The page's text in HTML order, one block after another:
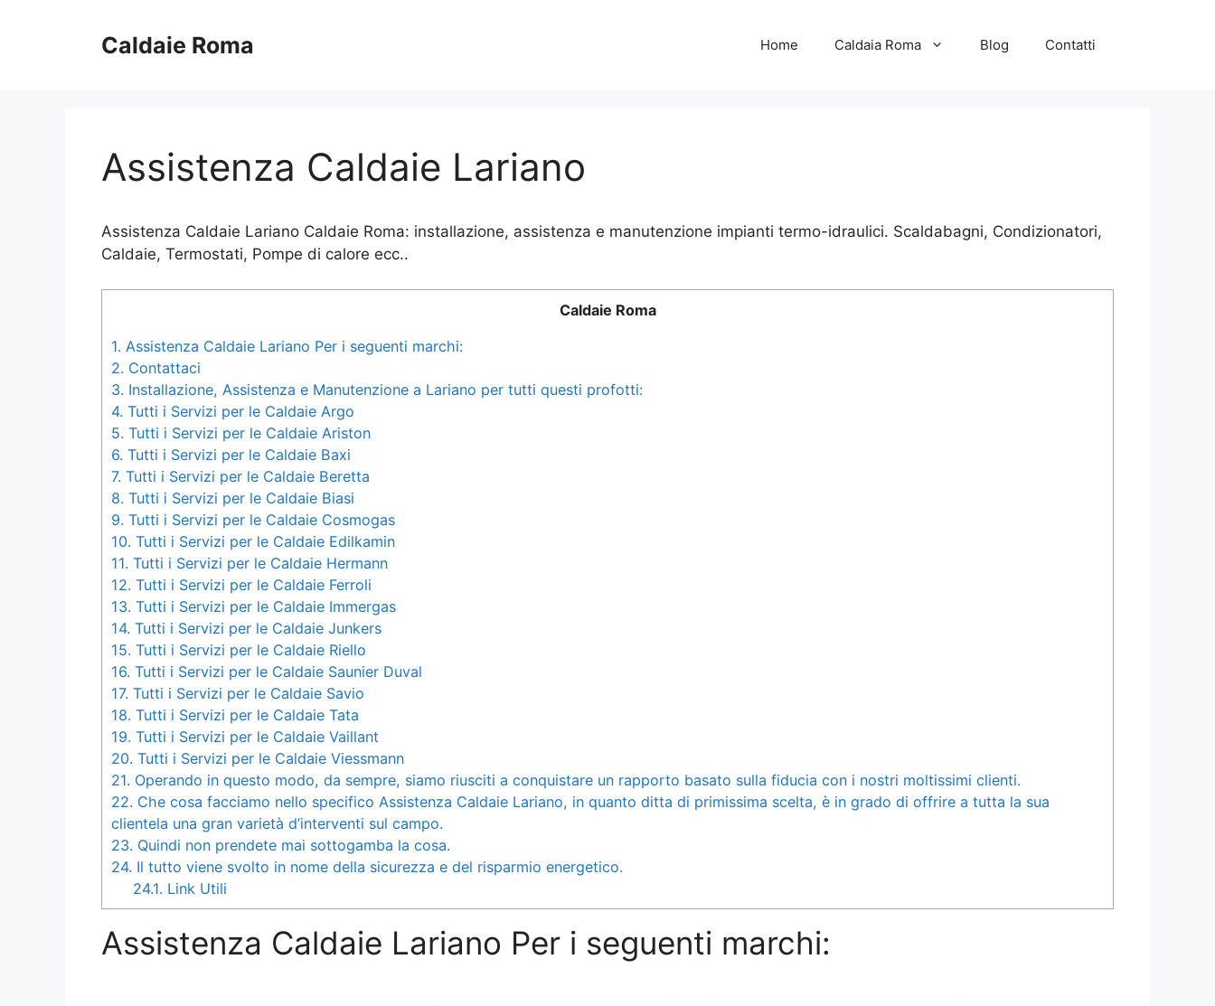
Caldaie Roma Home Caldaia Roma Blog Contatti
Assistenza Caldaie Lariano
Assistenza Caldaie Lariano Caldaie Roma: installazione, assistenza e manutenzione impianti termo-idraulici. Scaldabagni, Condizionatori,
Caldaie, Termostati, Pompe di calore ecc..
Caldaie Roma
1. Assistenza Caldaie Lariano Per i seguenti marchi:
2. Contattaci
3. Installazione, Assistenza e Manutenzione a Lariano per tutti questi profotti:
4. Tutti i Servizi per le Caldaie Argo
5. Tutti i Servizi per le Caldaie Ariston
6. Tutti i Servizi per le Caldaie Baxi
7. Tutti i Servizi per le Caldaie Beretta
8. Tutti i Servizi per le Caldaie Biasi
9. Tutti i Servizi per le Caldaie Cosmogas
10. Tutti i Servizi per le Caldaie Edilkamin
11. Tutti i Servizi per le Caldaie Hermann
12. Tutti i Servizi per le Caldaie Ferroli
13. Tutti i Servizi per le Caldaie Immergas
14. Tutti i Servizi per le Caldaie Junkers
15. Tutti i Servizi per le Caldaie Riello
16. Tutti i Servizi per le Caldaie Saunier Duval
17. Tutti i Servizi per le Caldaie Savio
18. Tutti i Servizi per le Caldaie Tata
19. Tutti i Servizi per le Caldaie Vaillant
20. Tutti i Servizi per le Caldaie Viessmann
21. Operando in questo modo, da sempre, siamo riusciti a conquistare un rapporto basato sulla fiducia con i nostri moltissimi clienti.
22. Che cosa facciamo nello specifico Assistenza Caldaie Lariano, in quanto ditta di primissima scelta, è in grado di offrire a tutta la sua
clientela una gran varietà d’interventi sul campo.
23. Quindi non prendete mai sottogamba la cosa.
24. Il tutto viene svolto in nome della sicurezza e del risparmio energetico.
24.1. Link Utili
Assistenza Caldaie Lariano Per i seguenti marchi: